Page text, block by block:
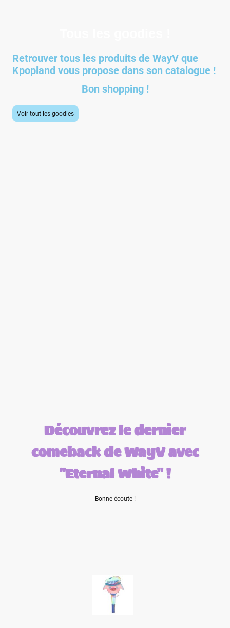
Retrouver tous les produits de WayV que
Kpopland vous propose dans son catalogue !
Bon shopping !
Voir tout les goodies
Découvrez le dernier
comeback de WayV avec
"Eternal White" !
Bonne écoute !